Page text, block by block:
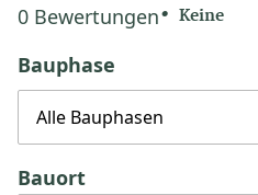
0 Bewertungen Keine
Bauphase
Alle Bauphasen
Bauort